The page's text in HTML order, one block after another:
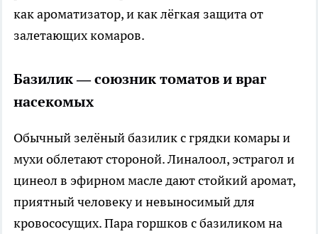
как ароматизатор, и как лёгкая защита от
залетающих комаров.
Базилик — союзник томатов и враг
насекомых
Обычный зелёный базилик с грядки комары и
мухи облетают стороной. Линалоол, эстрагол и
цинеол в эфирном масле дают стойкий аромат,
приятный человеку и невыносимый для
кровососущих. Пара горшков с базиликом на